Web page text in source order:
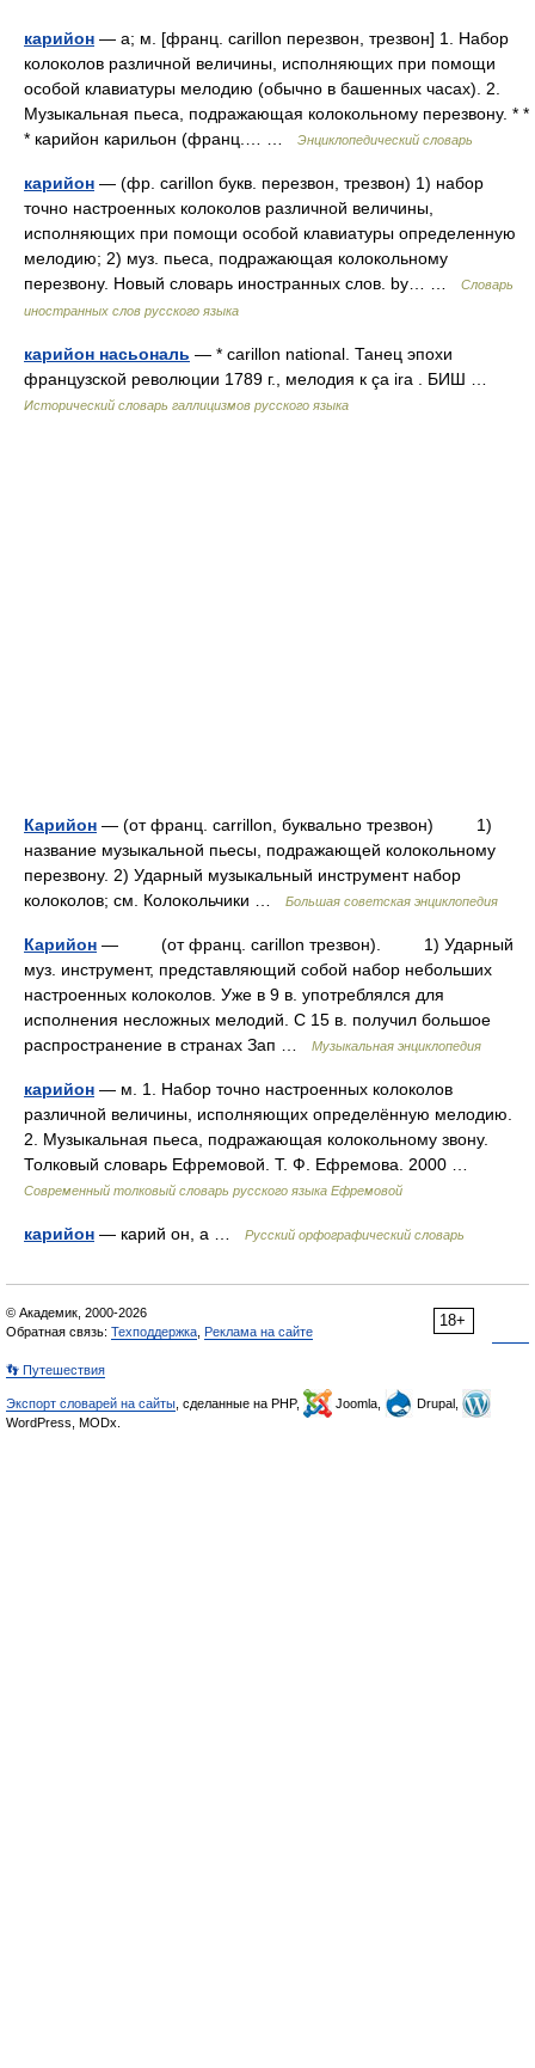
карийон — а; м. [франц. carillon перезвон, трезвон] 1. Набор
колоколов различной величины, исполняющих при помощи
особой клавиатуры мелодию (обычно в башенных часах). 2.
Музыкальная пьеса, подражающая колокольному перезвону. * *
* карийон карильон (франц.… …
Энциклопедический словарь
карийон — (фр. carillon букв. перезвон, трезвон) 1) набор
точно настроенных колоколов различной величины,
исполняющих при помощи особой клавиатуры определенную
мелодию; 2) муз. пьеса, подражающая колокольному
перезвону. Новый словарь иностранных слов. by… …
Словарь
иностранных слов русского языка
карийон насьональ — * carillon national. Танец эпохи
французской революции 1789 г., мелодия к ça ira . БИШ …
Исторический словарь галлицизмов русского языка
Карийон — (от франц. carrillon, буквально трезвон) 1)
название музыкальной пьесы, подражающей колокольному
перезвону. 2) Ударный музыкальный инструмент набор
колоколов; см. Колокольчики …
Большая советская энциклопедия
Карийон — (от франц. carillon трезвон). 1) Ударный
муз. инструмент, представляющий собой набор небольших
настроенных колоколов. Уже в 9 в. употреблялся для
исполнения несложных мелодий. С 15 в. получил большое
распространение в странах Зап …
Музыкальная энциклопедия
карийон — м. 1. Набор точно настроенных колоколов
различной величины, исполняющих определённую мелодию.
2. Музыкальная пьеса, подражающая колокольному звону.
Толковый словарь Ефремовой. Т. Ф. Ефремова. 2000 …
Современный толковый словарь русского языка Ефремовой
карийон — карий он, а … Русский орфографический словарь
18+
© Академик, 2000-2026
Обратная связь: Техподдержка Реклама на сайте
👣 Путешествия
Экспорт словарей на сайты , сделанные на PHP, Joomla,
Drupal,
WordPress, MODx.